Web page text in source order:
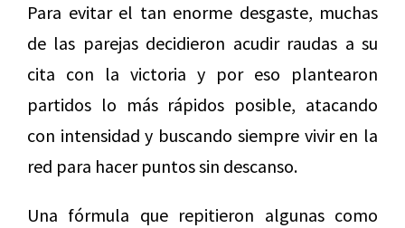
Para evitar el tan enorme desgaste, muchas
de las parejas decidieron acudir raudas a su
cita con la victoria y por eso plantearon
partidos lo más rápidos posible, atacando
con intensidad y buscando siempre vivir en la
red para hacer puntos sin descanso.
Una fórmula que repitieron algunas como